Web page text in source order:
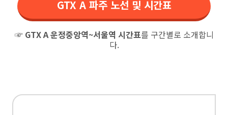
GTX A 파주 노선 및 시간표
☞ GTX A 운정중앙역~서울역 시간표를 구간별로 소개합니
다.